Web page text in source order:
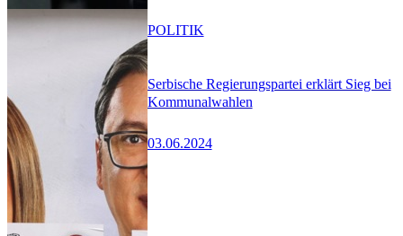
Serbische Regierungspartei erklärt Sieg bei
Kommunalwahlen
03.06.2024
POLITIK